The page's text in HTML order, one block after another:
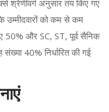
श्रेणीवर्ग अनुसार तय किए गए
उम्मीदवारों को कम से कम
50% और SC, ST, पूर्व सैनिक
संख्या 40% निर्धारित की गई